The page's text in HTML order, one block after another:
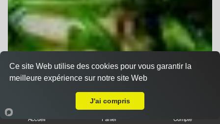
Accueil Panier Compte
Ce site Web utilise des cookies pour vous garantir la
meilleure expérience sur notre site Web
J'ai compris